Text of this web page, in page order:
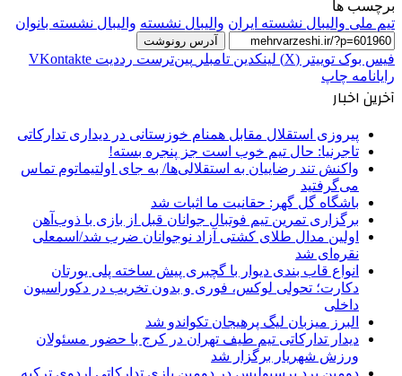
برچسب ها
تیم ملی والیبال نشسته ایران والیبال نشسته والیبال نشسته بانوان
آدرس رونوشت
فیس بوک توییتر (X) لینکدین ‫تامبلر ‫پین‌ترست ‫رددیت ‫VKontakte
رایانامه چاپ
آخرین اخبار
پیروزی استقلال مقابل همنام خوزستانی در دیداری تدارکاتی
تاجرنیا: حال تیم خوب است جز پنجره بسته!
واکنش تند رضاییان به استقلالی‌ها/ به جای اولتیماتوم تماس
می‌گرفتید
باشگاه گل گهر: حقانیت ما اثبات شد
برگزاری تمرین تیم فوتبال جوانان قبل از بازی با ذوب‌آهن
اولین مدال طلای کشتی آزاد نوجوانان ضرب شد/اسمعلی
نقره‌ای شد
انواع قاب بندی دیوار با گچبری پیش ساخته پلی یورتان
دکارت؛ تحولی لوکس، فوری و بدون تخریب در دکوراسیون
داخلی
البرز میزبان لیگ پرهیجان تکواندو شد
دیدار تدارکاتی تیم طیف تهران در کرج با حضور مسئولان
ورزش شهریار برگزار شد
دومین برد پرسپولیس در دومین بازی تدارکاتی اردوی ترکیه